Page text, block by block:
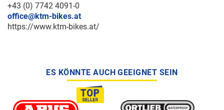
+43 (0) 7742 4091-0
office@ktm-bikes.at
https://www.ktm-bikes.at/
ES KÖNNTE AUCH GEEIGNET SEIN